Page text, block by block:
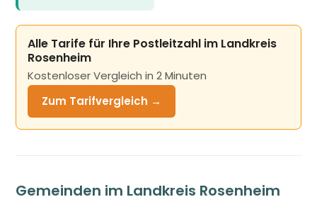
Alle Tarife für Ihre Postleitzahl im Landkreis
Rosenheim
Kostenloser Vergleich in 2 Minuten
Zum Tarifvergleich →
Gemeinden im Landkreis Rosenheim